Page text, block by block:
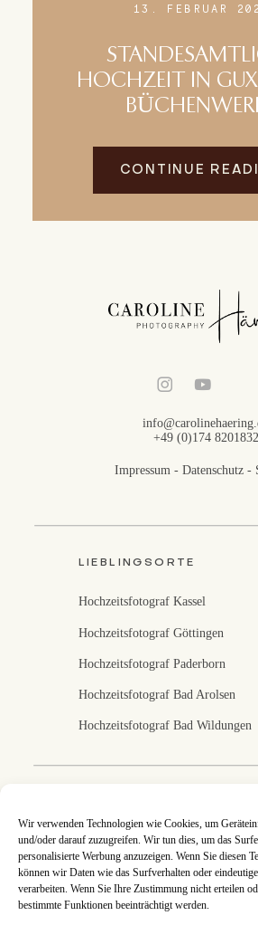
Wir verwenden Technologien wie Cookies, um
und/oder darauf zuzugreifen. Wir tun dies, um das
personalisierte Werbung anzuzeigen. Wenn Sie diesen
können wir Daten wie das Surfverhalten oder
verarbeiten. Wenn Sie Ihre Zustimmung nicht erteilen
bestimmte Funktionen beeinträchtigt werden.
13. FEBRUAR
HOCHZEIT IN
CONTINUE
LIEBLINGSORTE
Ich fotografiere eure Hochzeit in
und deutschlandweit. An jeder
arbeite ich mit ganzer Leidenschaft,
sind mir eine
Hochzeitsreportage ist so individuell
Hochzeitsfotograf Kassel
Hochzeitsfotograf Göttingen
Hochzeitsfotograf Paderborn
+49 (0)174 8201832
Hochzeitsfotograf Bad Arolsen
Hochzeitsfotograf Bad Wildungen
Impressum -Datenschutz -